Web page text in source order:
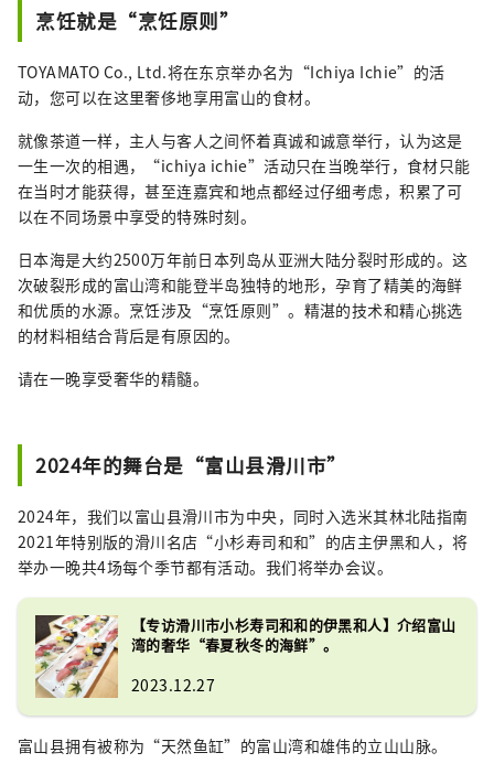
烹饪就是“烹饪原则”
TOYAMATO Co., Ltd.将在东京举办名为“Ichiya Ichie”的活
动，您可以在这里奢侈地享用富山的食材。
就像茶道一样，主人与客人之间怀着真诚和诚意举行，认为这是
一生一次的相遇，“ichiya ichie”活动只在当晚举行，食材只能
在当时才能获得，甚至连嘉宾和地点都经过仔细考虑，积累了可
以在不同场景中享受的特殊时刻。
日本海是大约2500万年前日本列岛从亚洲大陆分裂时形成的。这
次破裂形成的富山湾和能登半岛独特的地形，孕育了精美的海鲜
和优质的水源。烹饪涉及“烹饪原则”。精湛的技术和精心挑选
的材料相结合背后是有原因的。
请在一晚享受奢华的精髓。
2024年的舞台是“富山县滑川市”
2024年，我们以富山县滑川市为中央，同时入选米其林北陆指南
2021年特别版的滑川名店“小杉寿司和和”的店主伊黑和人，将
举办一晚共4场每个季节都有活动。我们将举办会议。
【专访滑川市小杉寿司和和的伊黑和人】介绍富山
湾的奢华“春夏秋冬的海鲜”。
2023.12.27
富山县拥有被称为“天然鱼缸”的富山湾和雄伟的立山山脉。